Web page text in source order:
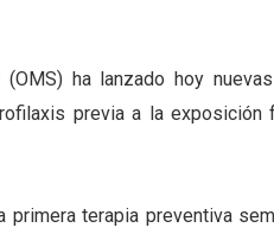
(OMS) ha lanzado hoy
previa a la exposición
primera terapia preventiva